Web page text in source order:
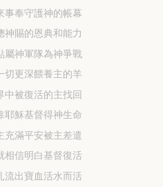
事奉守護神的帳幕
神賜的恩典和能力
屬神軍隊為神爭戰
切更深餵養主的羊
中被復活的主找回
耶穌基督得神生命
充滿平安被主差遣
相信明白基督復活
流出寶血活水而活